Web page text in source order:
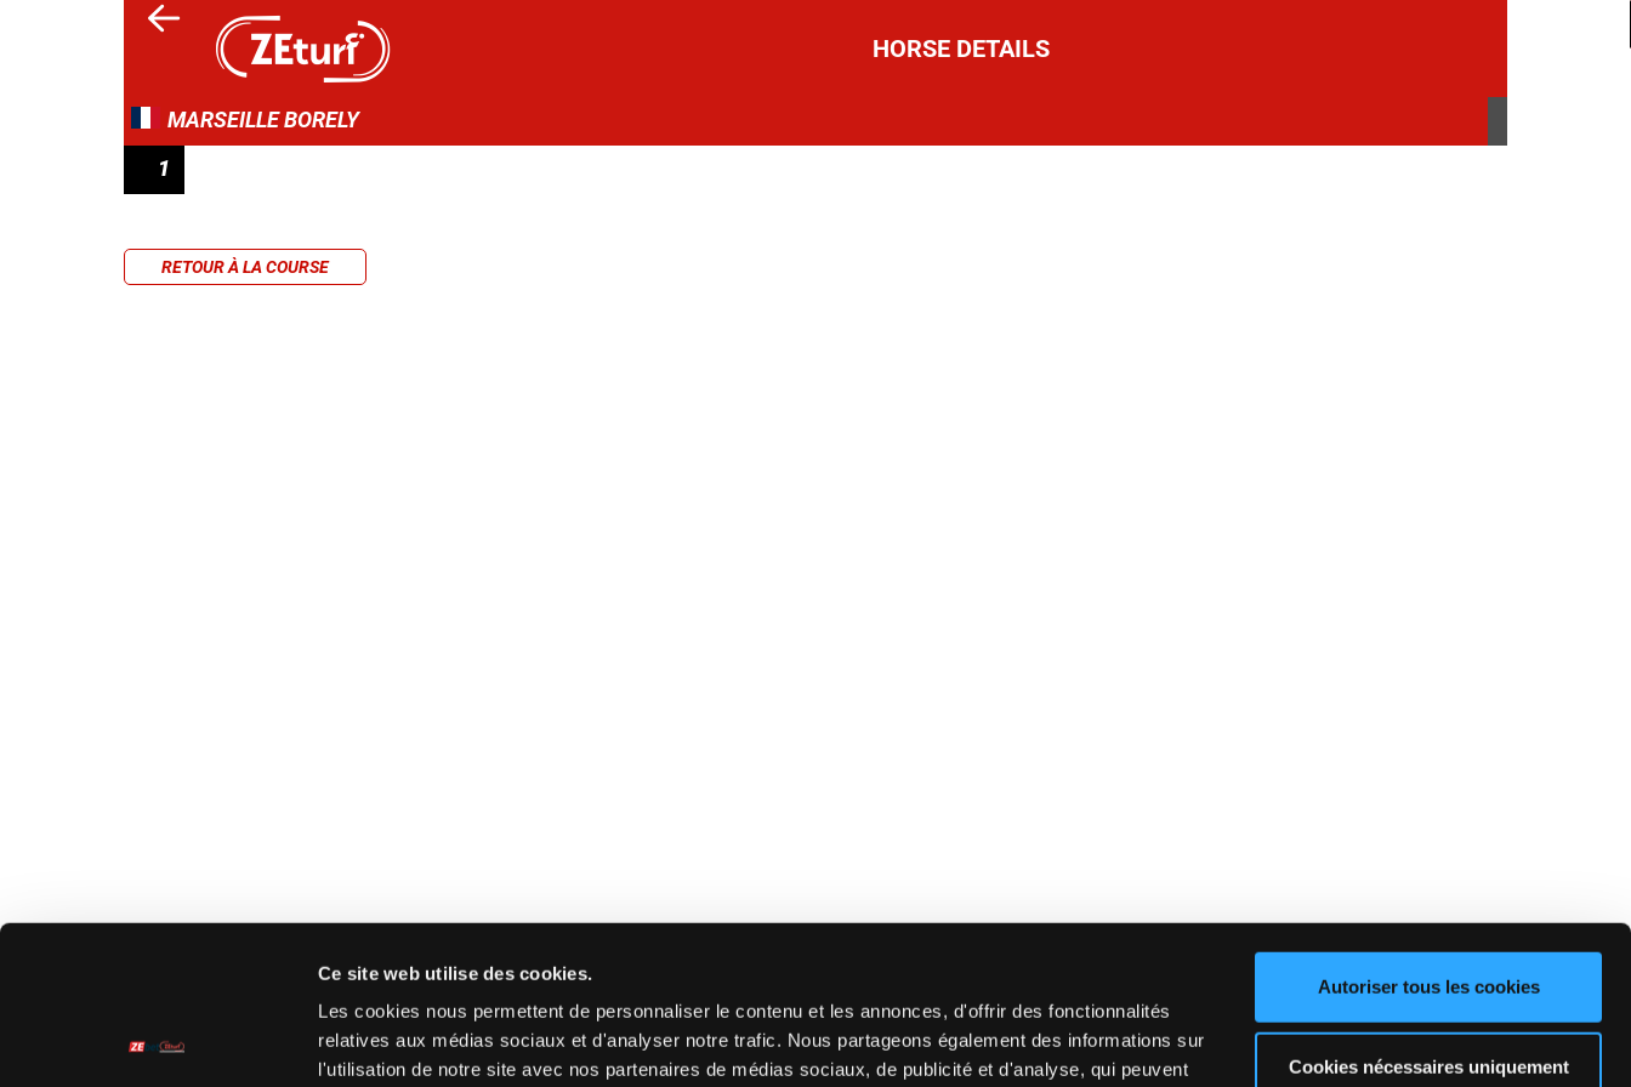
Ce site web utilise des cookies.
Les cookies nous permettent de personnaliser le contenu et les annonces, d'offrir des fonctionnalités
relatives aux médias sociaux et d'analyser notre trafic. Nous partageons également des informations sur
l'utilisation de notre site avec nos partenaires de médias sociaux, de publicité et d'analyse, qui peuvent
Autoriser tous les cookies
Cookies nécessaires uniquement
HORSE DETAILS
MARSEILLE BORELY
1
RETOUR À LA COURSE